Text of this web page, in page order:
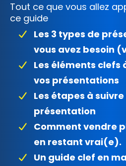
Tout ce que vous allez
ce guide
Les 3 types de
vous avez besoin
Les éléments clefs
vos présentations
Les étapes à
présentation
Comment vendre
en restant vrai(e).
Un guide clef en